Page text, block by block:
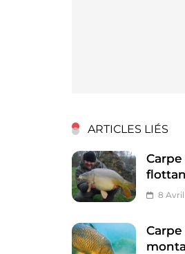
ARTICLES LIÉS
8